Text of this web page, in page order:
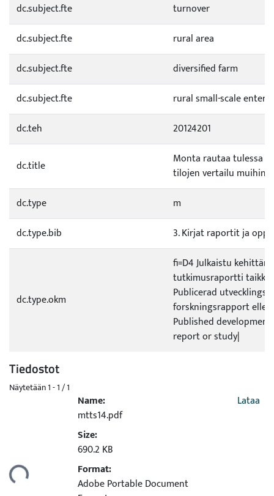
dc.subject.fte
turnover
dc.subject.fte
rural area
dc.subject.fte
diversified farm
dc.subject.fte
rural small-scale
dc.teh
20124201
dc.title
Monta rautaa tulessa -
tilojen vertailu muihin
dc.type
m
dc.type.bib
3. Kirjat raportit ja
dc.type.okm
fi=D4 Julkaistu
tutkimusraportti taikka
Publicerad utvecklings-
forskningsrapport eller
Published
report or study|
Tiedostot
Näytetään1 - 1 / 1
Ladataan...
Name:
mtts14.pdf
Size:
690.2 KB
Format:
Adobe Portable Document
Lataa